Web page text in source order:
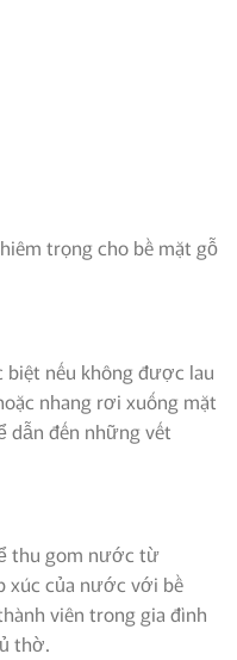
trọng cho bề mặt gỗ
nếu không được lau
nhang rơi xuống mặt
dẫn đến những vết
thu gom nước từ
xúc của nước với bề
viên trong gia đình
thờ.